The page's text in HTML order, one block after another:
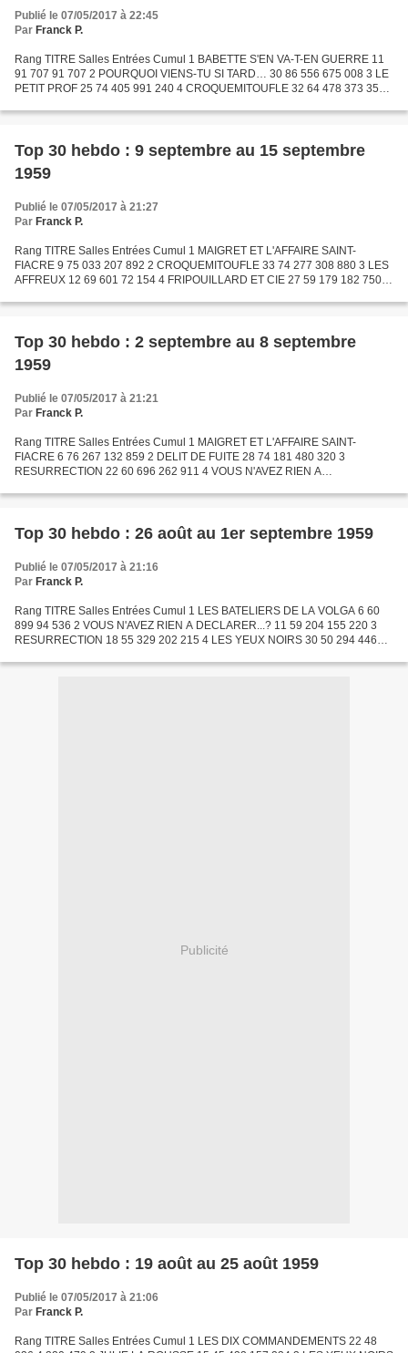
Publié le 07/05/2017 à 22:45
Par Franck P.
Rang TITRE Salles Entrées Cumul 1 BABETTE S'EN VA-T-EN GUERRE 11
91 707 91 707 2 POURQUOI VIENS-TU SI TARD… 30 86 556 675 008 3 LE
PETIT PROF 25 74 405 991 240 4 CROQUEMITOUFLE 32 64 478 373 358
Top 30 hebdo : 9 septembre au 15 septembre
1959
Publié le 07/05/2017 à 21:27
Par Franck P.
Rang TITRE Salles Entrées Cumul 1 MAIGRET ET L'AFFAIRE SAINT-
FIACRE 9 75 033 207 892 2 CROQUEMITOUFLE 33 74 277 308 880 3 LES
AFFREUX 12 69 601 72 154 4 FRIPOUILLARD ET CIE 27 59 179 182 750 5
Top 30 hebdo : 2 septembre au 8 septembre
1959
Publié le 07/05/2017 à 21:21
Par Franck P.
Rang TITRE Salles Entrées Cumul 1 MAIGRET ET L'AFFAIRE SAINT-
FIACRE 6 76 267 132 859 2 DELIT DE FUITE 28 74 181 480 320 3
RESURRECTION 22 60 696 262 911 4 VOUS N'AVEZ RIEN A
948 166 657 6 LES...
Top 30 hebdo : 26 août au 1er septembre 1959
Publié le 07/05/2017 à 21:16
Par Franck P.
Rang TITRE Salles Entrées Cumul 1 LES BATELIERS DE LA VOLGA 6 60
899 94 536 2 VOUS N'AVEZ RIEN A DECLARER...? 11 59 204 155 220 3
RESURRECTION 18 55 329 202 215 4 LES YEUX NOIRS 30 50 294 446
Publicité
Top 30 hebdo : 19 août au 25 août 1959
Publié le 07/05/2017 à 21:06
Par Franck P.
Rang TITRE Salles Entrées Cumul 1 LES DIX COMMANDEMENTS 22 48